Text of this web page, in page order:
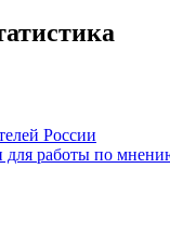
России
работы по